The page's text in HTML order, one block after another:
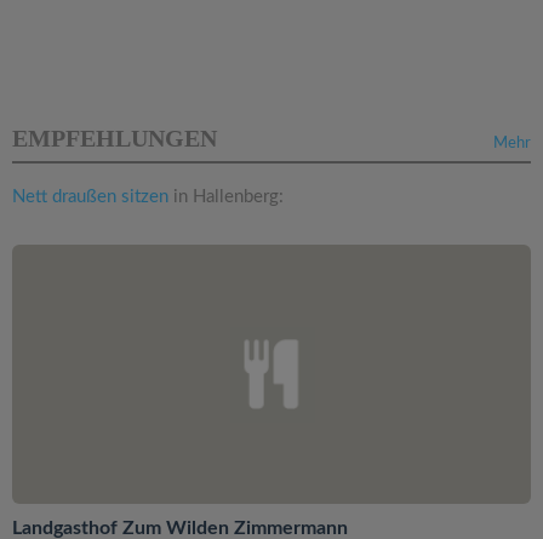
Mehr
EMPFEHLUNGEN
Nett draußen sitzen in Hallenberg:
Landgasthof Zum Wilden Zimmermann